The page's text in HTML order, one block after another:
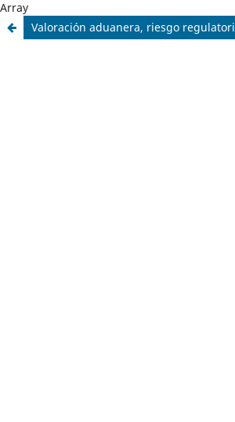
Array
Valoración aduanera, riesgo